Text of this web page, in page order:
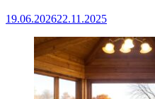
19.06.202622.11.2025